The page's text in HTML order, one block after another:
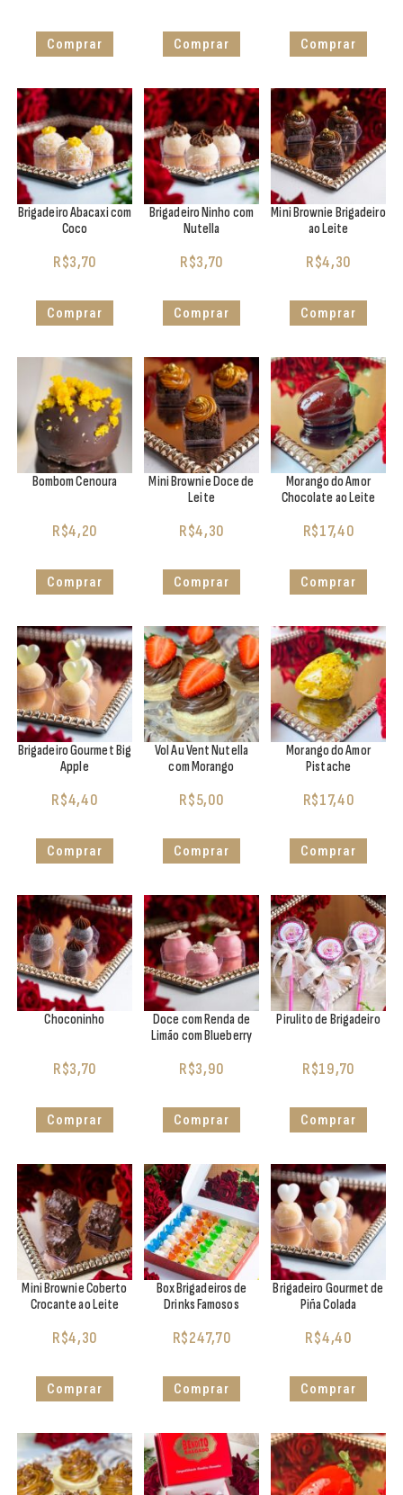
Comprar Comprar Comprar
Brigadeiro Abacaxi com
Coco
R$3,70
Comprar
Brigadeiro Ninho com
Nutella
R$3,70
Comprar
Mini Brownie Brigadeiro
ao Leite
R$4,30
Comprar
Bombom Cenoura
R$4,20
Comprar
Mini Brownie Doce de
Leite
R$4,30
Comprar
Morango do Amor
Chocolate ao Leite
R$17,40
Comprar
Brigadeiro Gourmet Big
Apple
R$4,40
Comprar
Vol Au Vent Nutella
com Morango
R$5,00
Comprar
Morango do Amor
Pistache
R$17,40
Comprar
Choconinho
R$3,70
Comprar
Doce com Renda de
Limão com Blueberry
R$3,90
Comprar
Pirulito de Brigadeiro
R$19,70
Comprar
Mini Brownie Coberto
Crocante ao Leite
R$4,30
Comprar
Box Brigadeiros de
Drinks Famosos
R$247,70
Comprar
Brigadeiro Gourmet de
Piña Colada
R$4,40
Comprar